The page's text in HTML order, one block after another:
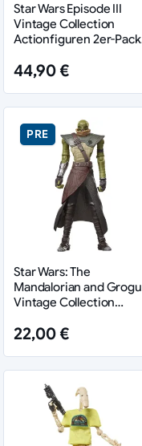
Star Wars Episode III
Vintage Collection
Actionfiguren 2er-Pack
Clone Commander Cody
44,90 €
PRE
Star Wars: The
Mandalorian and Grogu
Vintage Collection
22,00 €